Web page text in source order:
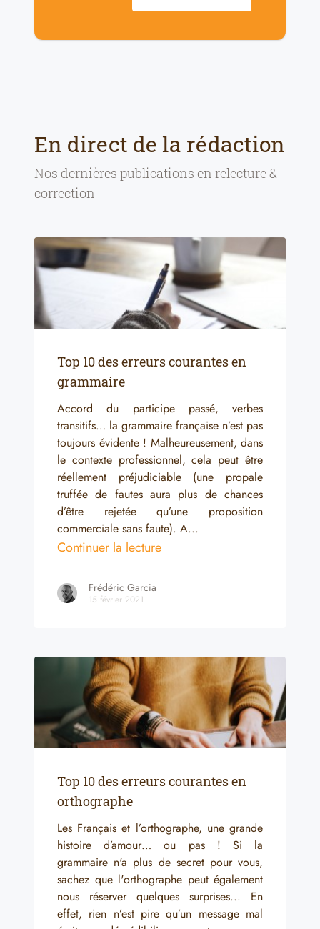
En direct de la rédaction
Nos dernières publications en relecture &
correction
Top 10 des erreurs courantes en
grammaire
Accord du participe passé, verbes
transitifs… la grammaire française n’est pas
toujours évidente ! Malheureusement, dans
le contexte professionnel, cela peut être
réellement préjudiciable (une propale
truffée de fautes aura plus de chances
d’être rejetée qu’une proposition
commerciale sans faute). A...
Continuer la lecture
Frédéric Garcia
15 février 2021
Top 10 des erreurs courantes en
orthographe
Les Français et l’orthographe, une grande
histoire d’amour… ou pas ! Si la
grammaire n'a plus de secret pour vous,
sachez que l'orthographe peut également
nous réserver quelques surprises... En
effet, rien n’est pire qu’un message mal